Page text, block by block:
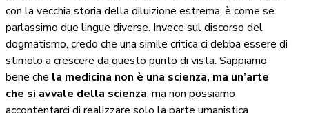
con la vecchia storia della diluizione estrema, è come se
parlassimo due lingue diverse. Invece sul discorso del
dogmatismo, credo che una simile critica ci debba essere di
stimolo a crescere da questo punto di vista. Sappiamo
bene che la medicina non è una scienza, ma un’arte
che si avvale della scienza, ma non possiamo